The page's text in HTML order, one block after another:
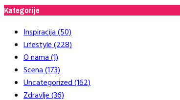
Kategorije
Inspiracija(50)
Lifestyle(228)
O nama(1)
Scena(173)
Uncategorized(162)
Zdravlje(36)